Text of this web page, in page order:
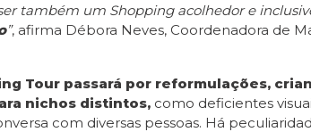
também um Shopping acolhedor e
”, afirma Débora Neves, Coordenadora de
Tour passará por reformulações,
nichos distintos, como deficientes
com diversas pessoas. Há